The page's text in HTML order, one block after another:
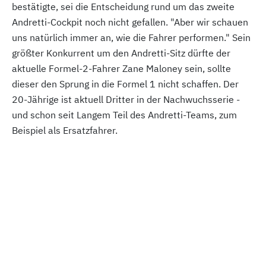
bestätigte, sei die Entscheidung rund um das zweite
Andretti-Cockpit noch nicht gefallen. "Aber wir schauen
uns natürlich immer an, wie die Fahrer performen." Sein
größter Konkurrent um den Andretti-Sitz dürfte der
aktuelle Formel-2-Fahrer Zane Maloney sein, sollte
dieser den Sprung in die Formel 1 nicht schaffen. Der
20-Jährige ist aktuell Dritter in der Nachwuchsserie -
und schon seit Langem Teil des Andretti-Teams, zum
Beispiel als Ersatzfahrer.